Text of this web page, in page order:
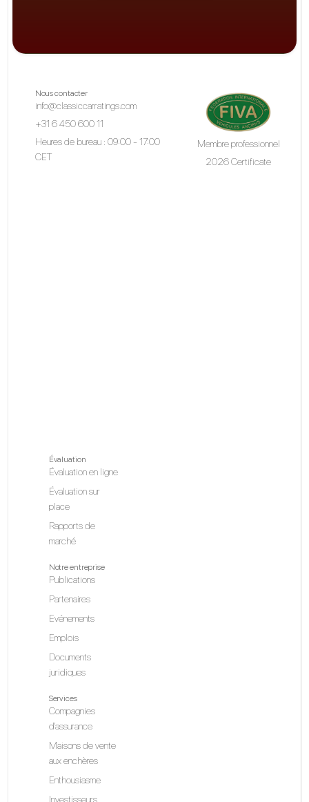
Nous contacter
info@classiccarratings.com
+31 6 450 600 11
Heures de bureau : 09:00 - 17:00
CET
Membre professionnel
2026 Certificate
Évaluation
Évaluation en ligne
Évaluation sur
place
Rapports de
marché
Notre entreprise
Publications
Partenaires
Evénements
Emplois
Documents
juridiques
Services
Compagnies
d'assurance
Maisons de vente
aux enchères
Enthousiasme
Investisseurs